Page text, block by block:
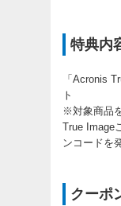
特典内
「Acronis
ト
※対象商品
True Image
ンコードを
クーポ